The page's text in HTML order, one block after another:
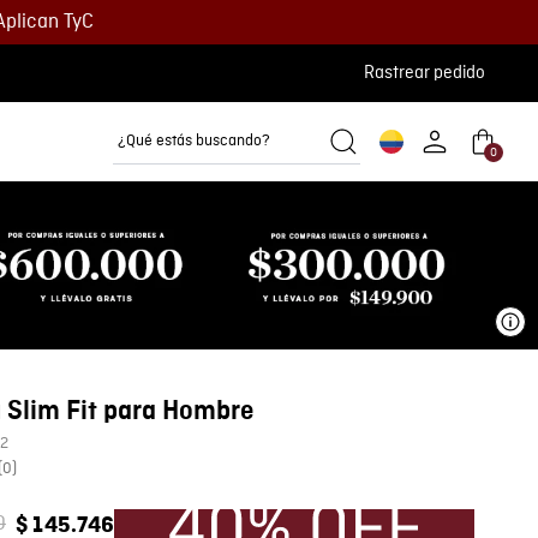
TyC
Rastrear pedido
¿Qué estás buscando?
0
Slim Fit para Hombre
(0)
$ 145.746